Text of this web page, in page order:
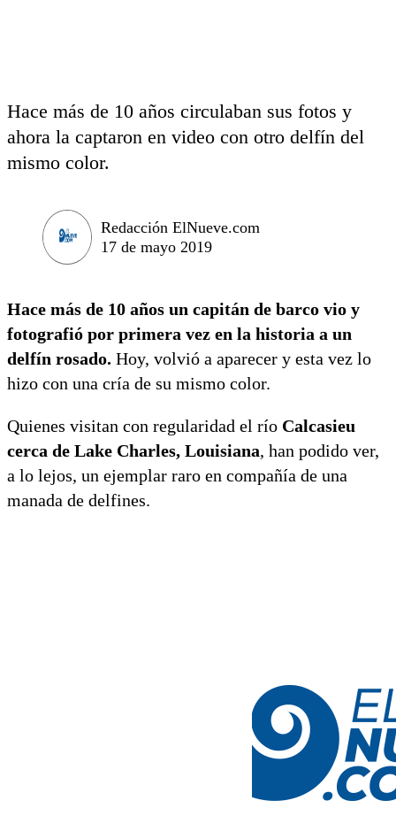
Hace más de 10 años circulaban sus fotos y
ahora la captaron en video con otro delfín del
mismo color.
Redacción ElNueve.com
17 de mayo 2019
Hace más de 10 años un capitán de barco vio y
fotografió por primera vez en la historia a un
delfín rosado. Hoy, volvió a aparecer y esta vez lo
hizo con una cría de su mismo color.
Quienes visitan con regularidad el río Calcasieu
cerca de Lake Charles, Louisiana, han podido ver,
a lo lejos, un ejemplar raro en compañía de una
manada de delfines.